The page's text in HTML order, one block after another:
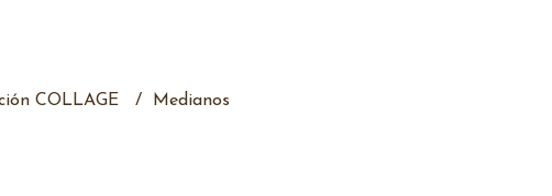
COLLAGE Medianos